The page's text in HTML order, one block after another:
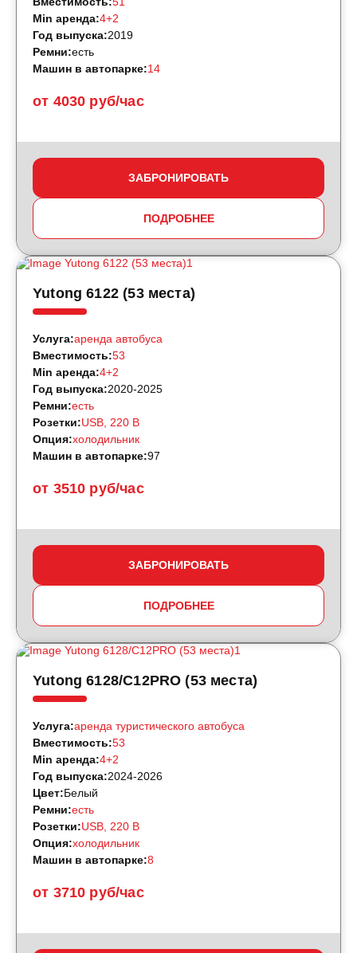
от 4030 руб/час
Min аренда:4+2
Год выпуска:2019
Ремни:есть
Машин в автопарке:14
ЗАБРОНИРОВАТЬ
ПОДРОБНЕЕ
Yutong 6122 (53 места)
от 3510 руб/час
Услуга:аренда автобуса
Вместимость:53
Min аренда:4+2
Год выпуска:2020-2025
Ремни:есть
Розетки:USB, 220 B
Опция:холодильник
Машин в автопарке:97
ЗАБРОНИРОВАТЬ
ПОДРОБНЕЕ
Yutong 6128/C12PRO (53 места)
от 3710 руб/час
Услуга:аренда туристического автобуса
Вместимость:53
Min аренда:4+2
Год выпуска:2024-2026
Цвет:Белый
Ремни:есть
Розетки:USB, 220 B
Опция:холодильник
Машин в автопарке:8